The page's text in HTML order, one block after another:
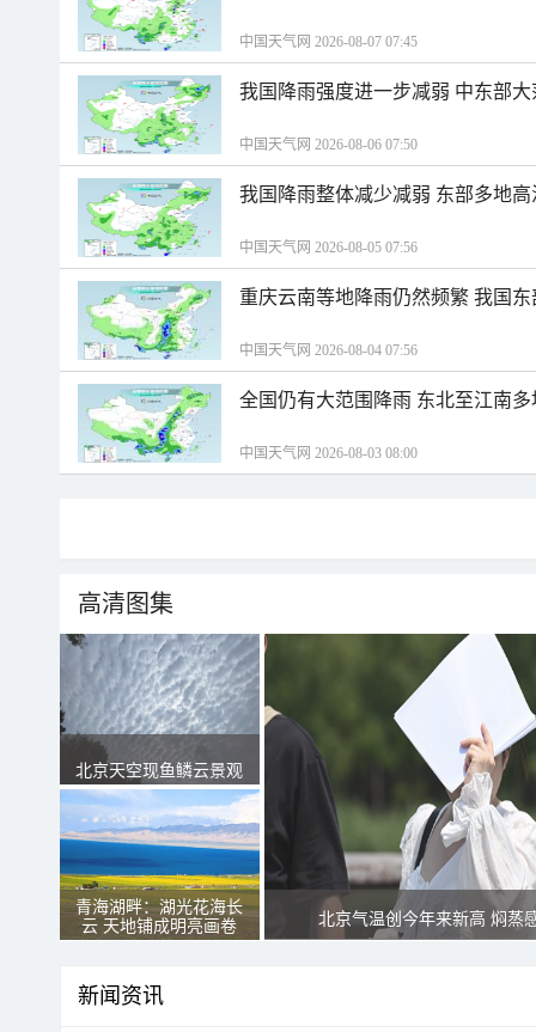
中国天气网 2026-08-07 07:45
我国降雨强度进一步减弱 中东部
中国天气网 2026-08-06 07:50
我国降雨整体减少减弱 东部多地
中国天气网 2026-08-05 07:56
重庆云南等地降雨仍然频繁 我国
中国天气网 2026-08-04 07:56
全国仍有大范围降雨 东北至江南
中国天气网 2026-08-03 08:00
高清图集
北京天空现鱼鳞云景观
青海湖畔：湖光花海长
云 天地铺成明亮画卷
北京气温创今年来新高 焖蒸
新闻资讯